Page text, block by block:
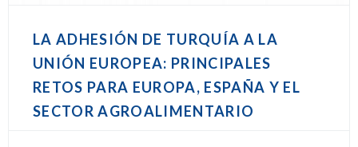
LA ADHESIÓN DE TURQUÍA A LA
UNIÓN EUROPEA: PRINCIPALES
RETOS PARA EUROPA, ESPAÑA Y EL
SECTOR AGROALIMENTARIO